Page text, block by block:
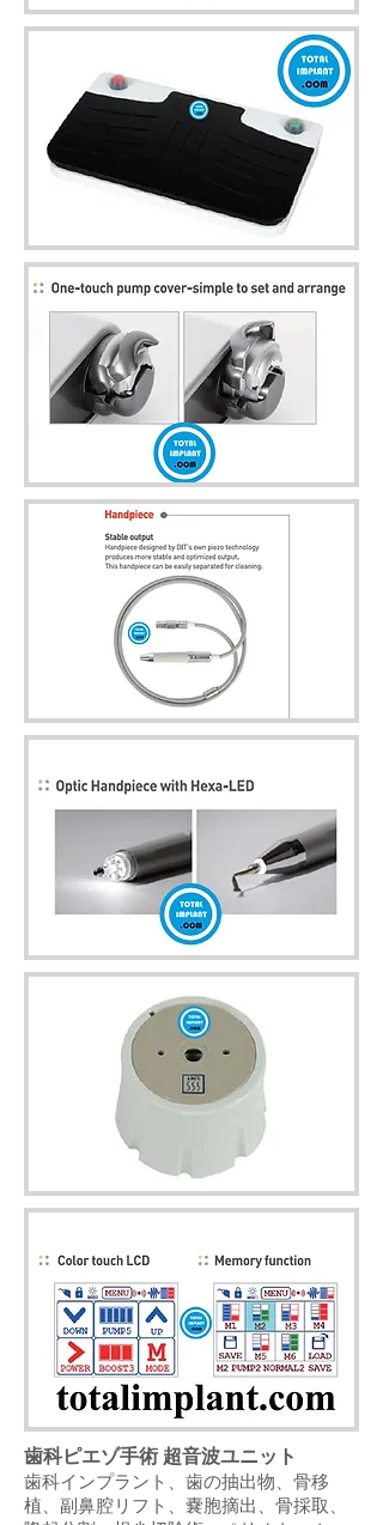
歯科ピエゾ手術 超音波ユニット
歯科インプラント、歯の抽出物、骨移
植、副鼻腔リフト、嚢胞摘出、骨採取、